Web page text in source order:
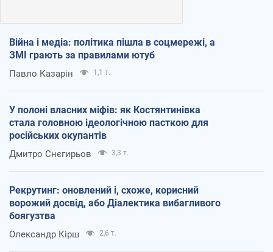
Війна і медіа: політика пішла в соцмережі, а
ЗМІ грають за правилами ютуб
Павло Казарін 1,1 т.
У полоні власних міфів: як Костянтинівка
стала головною ідеологічною пасткою для
російських окупантів
Дмитро Снєгирьов 3,3 т.
Рекрутинг: оновлений і, схоже, корисний
ворожий досвід, або Діалектика вибагливого
боягузтва
Олександр Кірш 2,6 т.